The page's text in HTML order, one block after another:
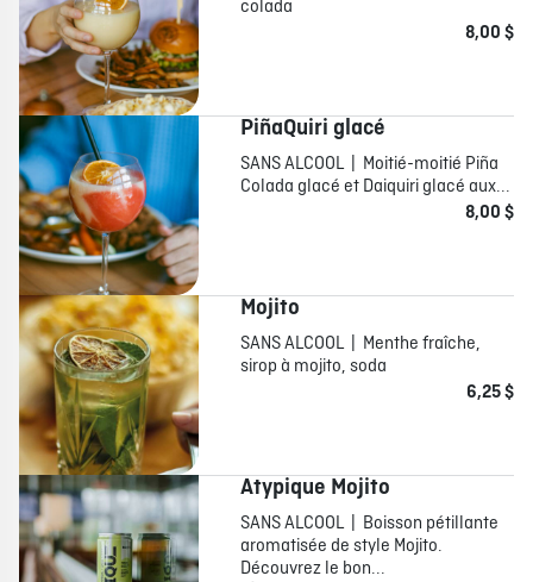
colada
8,00 $
PiñaQuiri glacé
SANS ALCOOL | Moitié-moitié Piña
Colada glacé et Daiquiri glacé aux...
8,00 $
Mojito
SANS ALCOOL | Menthe fraîche,
sirop à mojito, soda
6,25 $
Atypique Mojito
SANS ALCOOL | Boisson pétillante
aromatisée de style Mojito.
Découvrez le bon...